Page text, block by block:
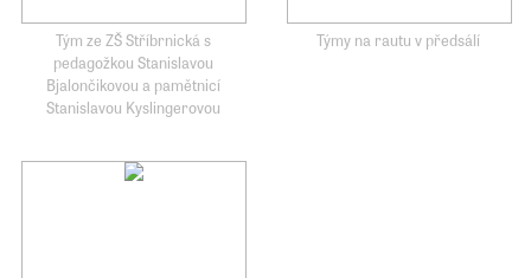
Tým ze ZŠ Stříbrnická s
pedagožkou Stanislavou
Bjalončikovou a pamětnicí
Stanislavou Kyslingerovou
Týmy na rautu v předsálí